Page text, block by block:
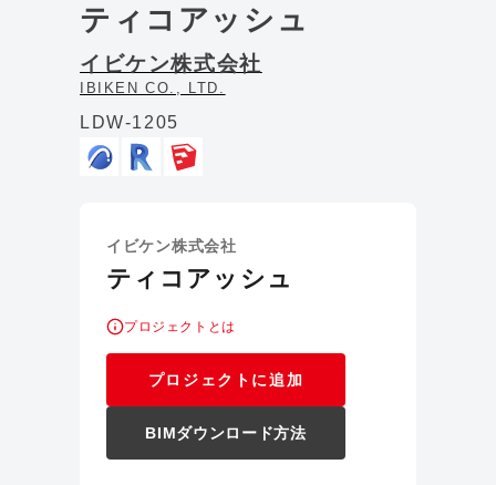
ティコアッシュ
イビケン株式会社
IBIKEN CO., LTD.
LDW-1205
イビケン株式会社
ティコアッシュ
プロジェクトとは
プロジェクトに追加
BIMダウンロード方法